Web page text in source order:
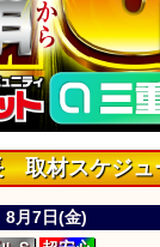
取材スケジュ
8月7日(金)